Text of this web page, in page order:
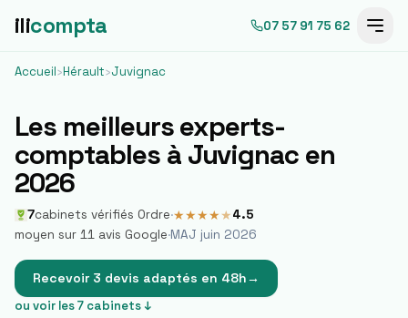
ilicompta 07 57 91 75 62
Accueil›Hérault›Juvignac
Les meilleurs experts-
comptables à Juvignac en
2026
7cabinets vérifiés Ordre·★★★★★4.5
moyen sur 11 avis Google·MAJ juin 2026
Recevoir 3 devis adaptés en 48h→
ou voir les7 cabinets ↓